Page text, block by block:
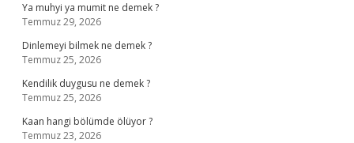
Ya muhyi ya mumit ne demek ?
Temmuz 29, 2026
Dinlemeyi bilmek ne demek ?
Temmuz 25, 2026
Kendilik duygusu ne demek ?
Temmuz 25, 2026
Kaan hangi bölümde ölüyor ?
Temmuz 23, 2026